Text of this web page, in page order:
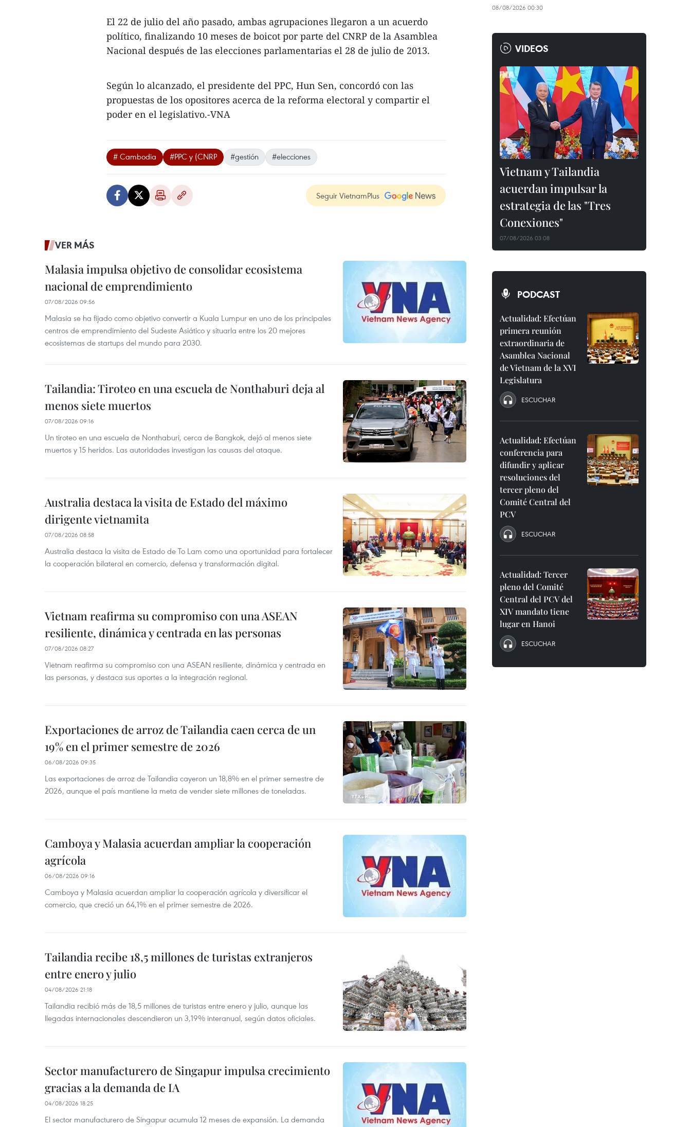
El 22 de julio del año pasado, ambas agrupaciones llegaron a un acuerdo
político, finalizando 10 meses de boicot por parte del CNRP de la Asamblea
Nacional después de las elecciones parlamentarias el 28 de julio de 2013.
Según lo alcanzado, el presidente del PPC, Hun Sen, concordó con las
propuestas de los opositores acerca de la reforma electoral y compartir el
poder en el legislativo.-VNA
# Cambodia #PPC y (CNRP #gestión #elecciones
Seguir VietnamPlus
VER MÁS
Malasia impulsa objetivo de consolidar ecosistema
nacional de emprendimiento
07/08/2026 09:56
Malasia se ha fijado como objetivo convertir a Kuala Lumpur en uno de los principales
centros de emprendimiento del Sudeste Asiático y situarla entre los 20 mejores
ecosistemas de startups del mundo para 2030.
Tailandia: Tiroteo en una escuela de Nonthaburi deja al
menos siete muertos
07/08/2026 09:16
Un tiroteo en una escuela de Nonthaburi, cerca de Bangkok, dejó al menos siete
muertos y 15 heridos. Las autoridades investigan las causas del ataque.
Australia destaca la visita de Estado del máximo
dirigente vietnamita
07/08/2026 08:58
Australia destaca la visita de Estado de To Lam como una oportunidad para fortalecer
la cooperación bilateral en comercio, defensa y transformación digital.
Vietnam reafirma su compromiso con una ASEAN
resiliente, dinámica y centrada en las personas
07/08/2026 08:27
Vietnam reafirma su compromiso con una ASEAN resiliente, dinámica y centrada en
las personas, y destaca sus aportes a la integración regional.
Exportaciones de arroz de Tailandia caen cerca de un
19% en el primer semestre de 2026
06/08/2026 09:35
Las exportaciones de arroz de Tailandia cayeron un 18,8% en el primer semestre de
2026, aunque el país mantiene la meta de vender siete millones de toneladas.
Camboya y Malasia acuerdan ampliar la cooperación
agrícola
06/08/2026 09:16
Camboya y Malasia acuerdan ampliar la cooperación agrícola y diversificar el
comercio, que creció un 64,1% en el primer semestre de 2026.
Tailandia recibe 18,5 millones de turistas extranjeros
entre enero y julio
04/08/2026 21:18
Tailandia recibió más de 18,5 millones de turistas entre enero y julio, aunque las
llegadas internacionales descendieron un 3,19% interanual, según datos oficiales.
Sector manufacturero de Singapur impulsa crecimiento
gracias a la demanda de IA
04/08/2026 18:25
El sector manufacturero de Singapur acumula 12 meses de expansión. La demanda
08/08/2026 00:30
VIDEOS
Vietnam y Tailandia
acuerdan impulsar la
estrategia de las "Tres
Conexiones"
07/08/2026 03:08
PODCAST
Actualidad: Efectúan
primera reunión
extraordinaria de
Asamblea Nacional
de Vietnam de la XVI
Legislatura
ESCUCHAR
Actualidad: Efectúan
conferencia para
difundir y aplicar
resoluciones del
tercer pleno del
Comité Central del
PCV
ESCUCHAR
Actualidad: Tercer
pleno del Comité
Central del PCV del
XIV mandato tiene
lugar en Hanoi
ESCUCHAR